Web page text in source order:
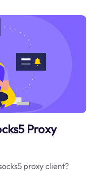
Proxy
proxy client?